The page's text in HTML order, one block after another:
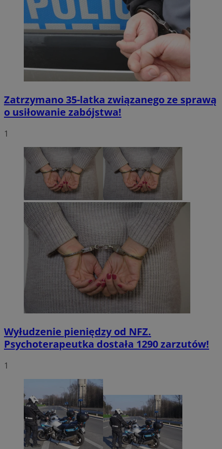
Zatrzymano 35-latka związanego ze sprawą
o usiłowanie zabójstwa!
1
Wyłudzenie pieniędzy od NFZ.
Psychoterapeutka dostała 1290 zarzutów!
1